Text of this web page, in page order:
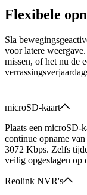
Flexibele
Sla
voor latere
missen, of het nu de
microSD-kaart
Plaats een microSD-
continue opname
3072 Kbps. Zelfs
veilig opgeslagen op
Reolink NVR's